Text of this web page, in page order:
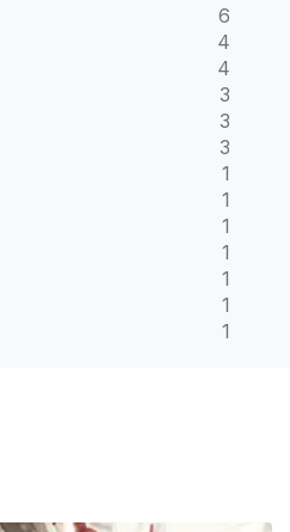
6
4
4
3
3
3
1
1
1
1
1
1
1